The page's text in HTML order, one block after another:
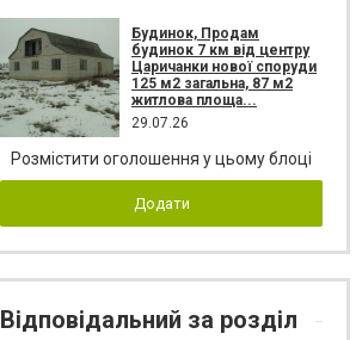
Будинок, Продам
будинок 7 км від центру
Царичанки нової споруди
125 м2 загальна, 87 м2
житлова площа...
29.07.26
Розмістити оголошення у цьому блоці
Додати
Відповідальний за розділ